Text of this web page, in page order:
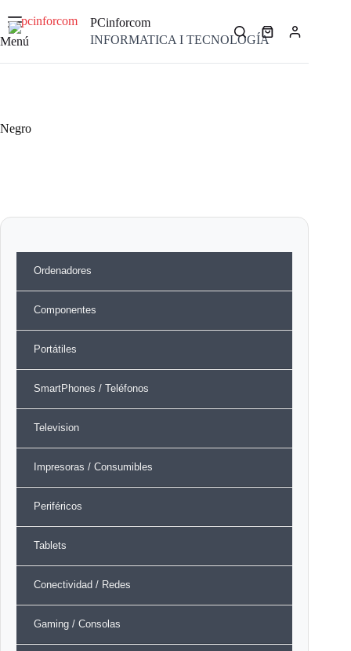
contenido
Menú
PCinforcom
INFORMATICA I TECNOLOGÍACarro
compra
Negro
Ordenadores
Componentes
Portátiles
SmartPhones / Teléfonos
Television
Impresoras / Consumibles
Periféricos
Tablets
Conectividad / Redes
Gaming / Consolas